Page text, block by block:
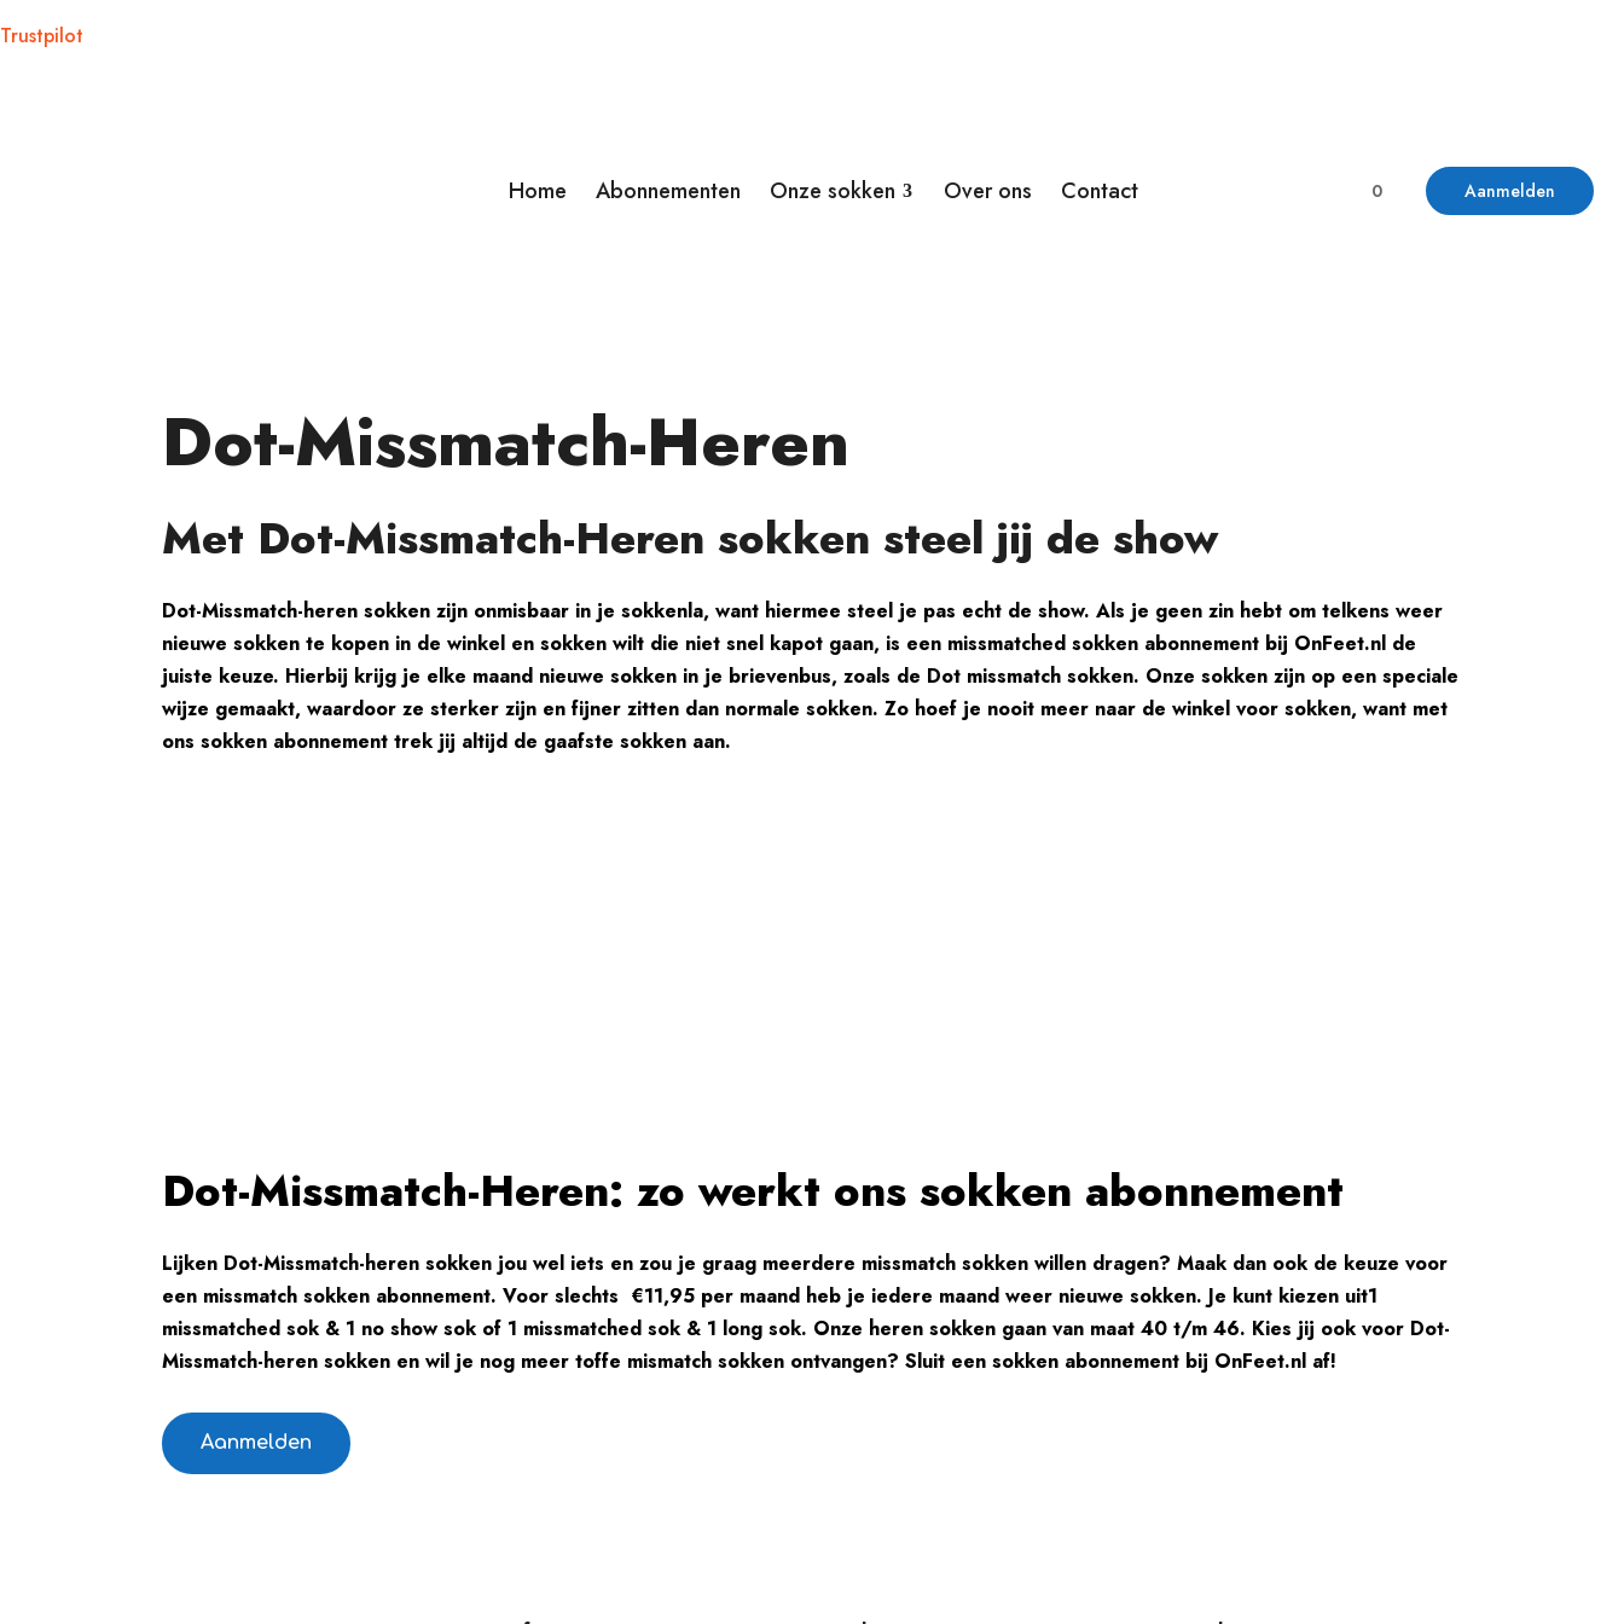
Trustpilot
Home Abonnementen Onze sokken Over ons Contact 0 Aanmelden
Dot-Missmatch-Heren
Met Dot-Missmatch-Heren sokken steel jij de show
Dot-Missmatch-heren sokken zijn onmisbaar in je sokkenla, want hiermee steel je pas echt de show. Als je geen zin hebt om telkens weer
nieuwe sokken te kopen in de winkel en sokken wilt die niet snel kapot gaan, is een missmatched sokken abonnement bij OnFeet.nl de
juiste keuze. Hierbij krijg je elke maand nieuwe sokken in je brievenbus, zoals de Dot missmatch sokken. Onze sokken zijn op een speciale
wijze gemaakt, waardoor ze sterker zijn en fijner zitten dan normale sokken. Zo hoef je nooit meer naar de winkel voor sokken, want met
ons sokken abonnement trek jij altijd de gaafste sokken aan.
Dot-Missmatch-Heren: zo werkt ons sokken abonnement
Lijken Dot-Missmatch-heren sokken jou wel iets en zou je graag meerdere missmatch sokken willen dragen? Maak dan ook de keuze voor
een missmatch sokken abonnement. Voor slechts €11,95 per maand heb je iedere maand weer nieuwe sokken. Je kunt kiezen uit1
missmatched sok & 1 no show sok of 1 missmatched sok & 1 long sok. Onze heren sokken gaan van maat 40 t/m 46. Kies jij ook voor Dot-
Missmatch-heren sokken en wil je nog meer toffe mismatch sokken ontvangen? Sluit een sokken abonnement bij OnFeet.nl af!
Aanmelden